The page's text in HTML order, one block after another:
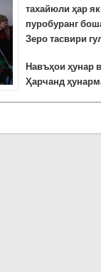
тахайюли ҳар
пуробуранг
Зеро тасвири
Навъҳои ҳунар
Ҳарчанд